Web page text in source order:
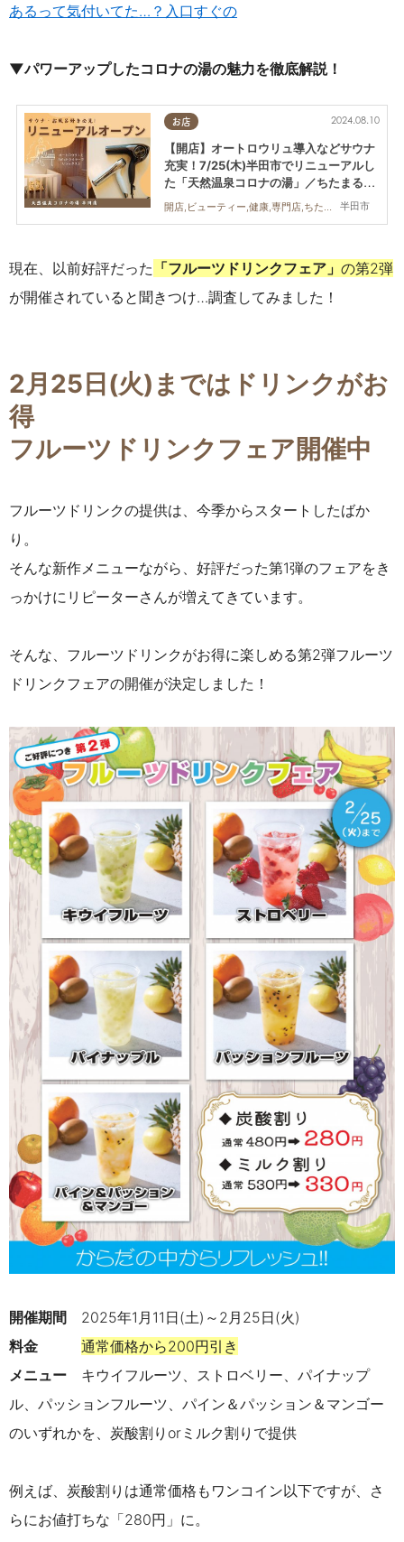
あるって気付いてた…？入口すぐの
▼パワーアップしたコロナの湯の魅力を徹底解説！
お店
半田市
2024.08.10
【開店】オートロウリュ導入などサウナ
充実！7/25(木)半田市でリニューアルし
た「天然温泉コロナの湯」／ちたまる広
告
開店,ビューティー,健康,専門店,ちたまる広告
現在、以前好評だった 「フルーツドリンクフェア」 の第2弾
が開催されていると聞きつけ…調査してみました！
2月25日(火)まではドリンクがお
得
フルーツドリンクフェア開催中
フルーツドリンクの提供は、今季からスタートしたばか
り。
そんな新作メニューながら、好評だった第1弾のフェアをき
っかけにリピーターさんが増えてきています。
そんな、フルーツドリンクがお得に楽しめる第2弾フルーツ
ドリンクフェアの開催が決定しました！
開催期間 2025年1月11日(土)～ 2月 25日(火)
料金
通常価格から200円引き
メニュー キウイフルーツ、ストロベリー、パイナップ
ル、パッションフルーツ、パイン＆パッション＆マンゴー
のいずれかを、炭酸割りorミルク割りで提供
例えば、炭酸割りは通常価格もワンコイン以下ですが、さ
らにお値打ちな「280円」に。